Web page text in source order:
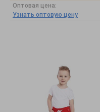
Оптовая цена:
Узнать оптовую цену